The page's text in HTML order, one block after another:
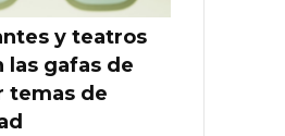
y teatros
las gafas de
temas de